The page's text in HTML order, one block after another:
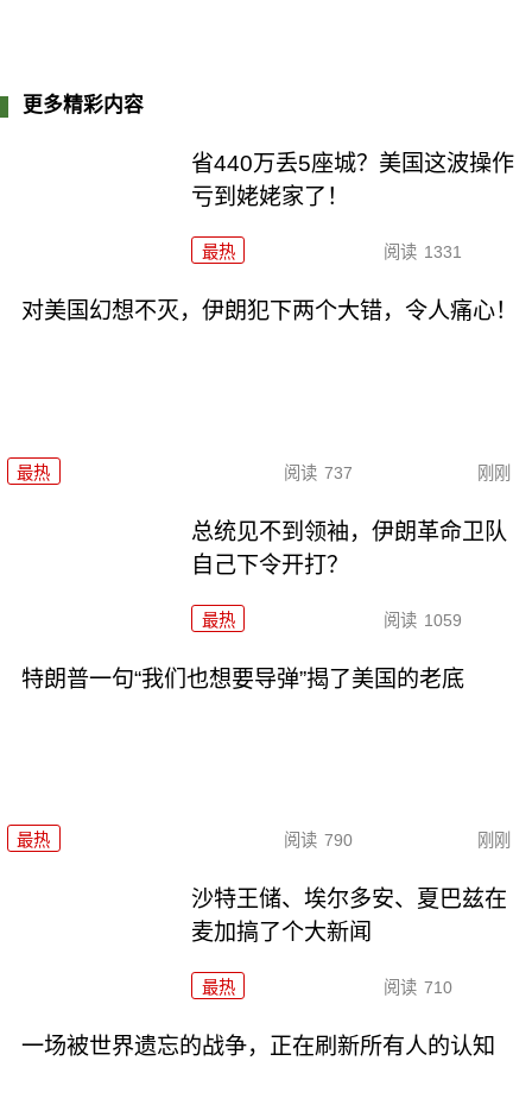
更多精彩内容
省440万丢5座城？美国这波操作
亏到姥姥家了！
最热 阅读 1331
对美国幻想不灭，伊朗犯下两个大错，令人痛心！
最热 阅读 737 刚刚
总统见不到领袖，伊朗革命卫队
自己下令开打？
最热 阅读 1059
特朗普一句“我们也想要导弹”揭了美国的老底
最热 阅读 790 刚刚
沙特王储、埃尔多安、夏巴兹在
麦加搞了个大新闻
最热 阅读 710
一场被世界遗忘的战争，正在刷新所有人的认知